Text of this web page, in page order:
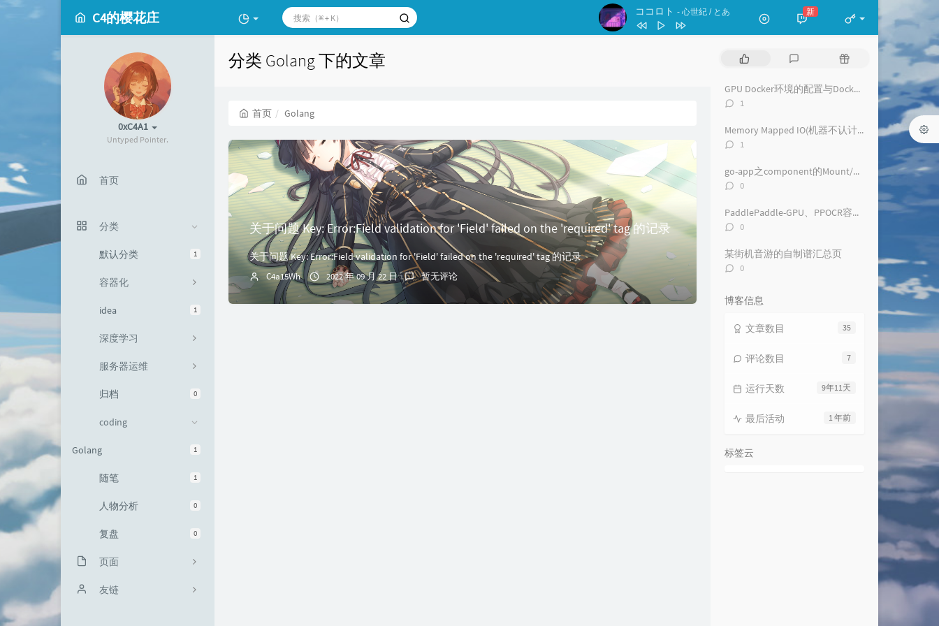
C4的樱花庄 ココロト - 心世紀 / とあ
ずっと真夜中でいいのに。
心世紀 / とあ
香椎モイミ / 花隈千冬
月葬 黒魔 / Rintaro Soma
新
0xC4A1
Untyped Pointer.
首页
分类
1
默认分类
容器化
1
idea
深度学习
服务器运维
0
归档
coding
1
Golang
1
随笔
0
人物分析
0
复盘
页面
关于我
友链
分类 Golang 下的文章
首页 Golang
关于问题 Key: Error:Field validation for 'Field' failed on the 'required' tag 的记录
关于问题 Key: Error:Field validation for 'Field' failed on the 'required' tag 的记录
C4a15Wh 2022 年 09 月 22 日 暂无评论
文
评
随
文GPU Docker环境的配置与Docker相关注意事项(CentOS||RHEL)
评
数：
1
Memory Mapped IO(机器不认计算卡)问题解决
评
数：
1
go-app之component的Mount/Dismount问题
评
数：
0
PaddlePaddle-GPU、PPOCR容器内环境配置及注意事项
评
数：
0
某街机音游的自制谱汇总页
评
0
博客信息
35
文章数目
7
评论数目
9年11天
运行天数
1 年前
最后活动
标签云